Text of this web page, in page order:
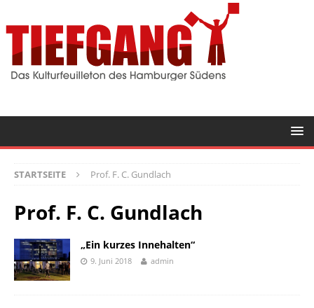
STARTSEITE Prof. F. C. Gundlach
Prof. F. C. Gundlach
„Ein kurzes Innehalten“
9. Juni 2018 admin